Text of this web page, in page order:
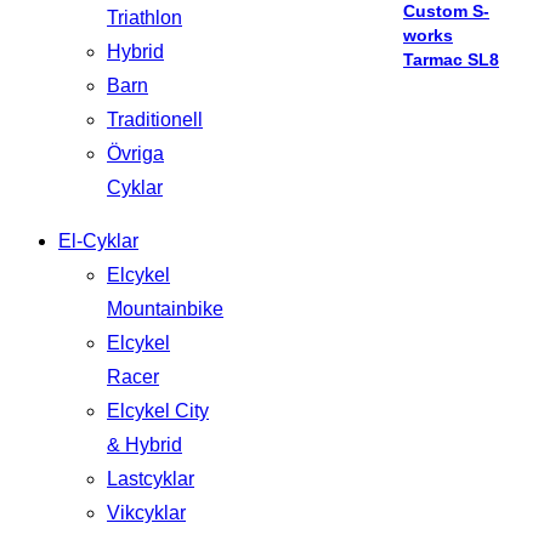
Triathlon
Hybrid
Barn
Traditionell
Övriga
Cyklar
El-Cyklar
Elcykel
Mountainbike
Elcykel
Racer
Elcykel City
& Hybrid
Lastcyklar
Vikcyklar
Custom S-
works
Tarmac SL8